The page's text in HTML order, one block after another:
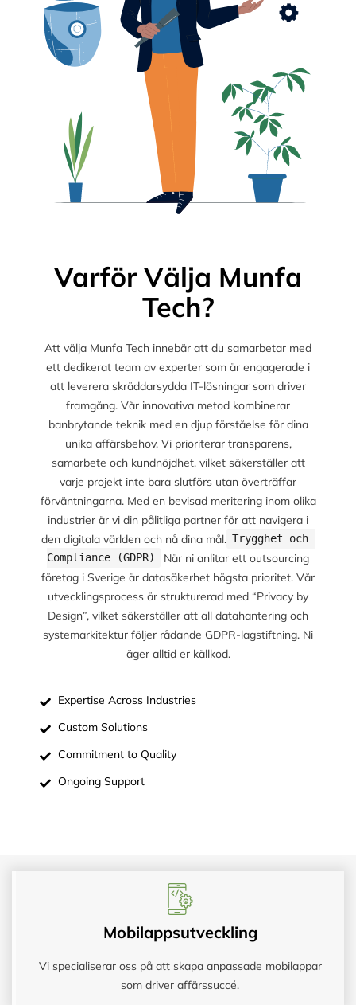
Varför Välja Munfa
Tech?
Att välja Munfa Tech innebär att du samarbetar med
ett dedikerat team av experter som är engagerade i
att leverera skräddarsydda IT-lösningar som driver
framgång. Vår innovativa metod kombinerar
banbrytande teknik med en djup förståelse för dina
unika affärsbehov. Vi prioriterar transparens,
samarbete och kundnöjdhet, vilket säkerställer att
varje projekt inte bara slutförs utan överträffar
förväntningarna. Med en bevisad meritering inom olika
industrier är vi din pålitliga partner för att navigera i
den digitala världen och nå dina mål. Trygghet och
Compliance (GDPR)
När ni anlitar ett outsourcing
företag i Sverige är datasäkerhet högsta prioritet. Vår
utvecklingsprocess är strukturerad med “Privacy by
Design”, vilket säkerställer att all datahantering och
systemarkitektur följer rådande GDPR-lagstiftning. Ni
äger alltid er källkod.
Expertise Across Industries
Custom Solutions
Commitment to Quality
Ongoing Support
Mobilappsutveckling
Vi specialiserar oss på att skapa anpassade mobilappar
som driver affärssuccé.